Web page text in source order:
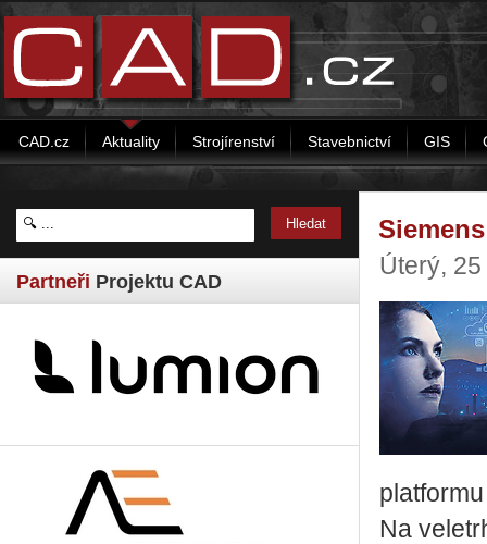
CAD.cz Aktuality Strojírenství Stavebnictví GIS
Partneři Projektu CAD
Úterý,
Na